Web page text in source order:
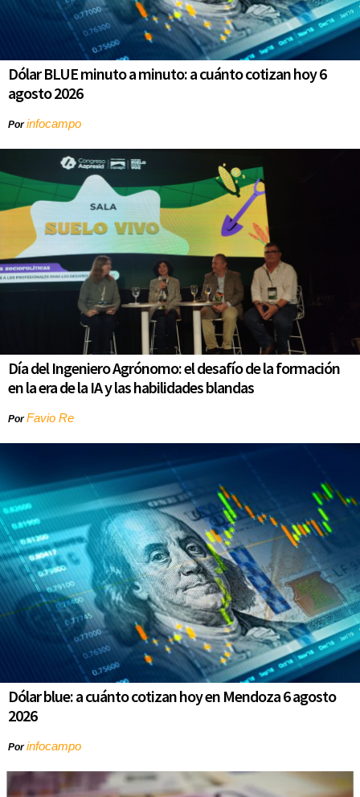
Dólar BLUE minuto a minuto: a cuánto cotizan hoy 6
agosto 2026
Porinfocampo
Día del Ingeniero Agrónomo: el desafío de la formación
en la era de la IA y las habilidades blandas
PorFavio Re
Dólar blue: a cuánto cotizan hoy en Mendoza 6 agosto
2026
Porinfocampo